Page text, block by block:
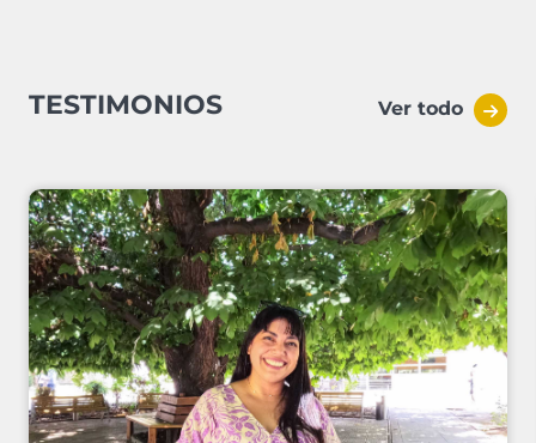
TESTIMONIOS Ver todo